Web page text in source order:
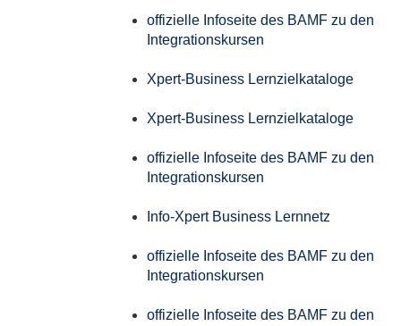
offizielle Infoseite des BAMF zu den
Integrationskursen
Xpert-Business Lernzielkataloge
Xpert-Business Lernzielkataloge
offizielle Infoseite des BAMF zu den
Integrationskursen
Info-Xpert Business Lernnetz
offizielle Infoseite des BAMF zu den
Integrationskursen
offizielle Infoseite des BAMF zu den